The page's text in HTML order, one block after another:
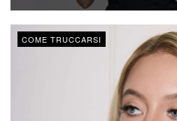
COME TRUCCARSI